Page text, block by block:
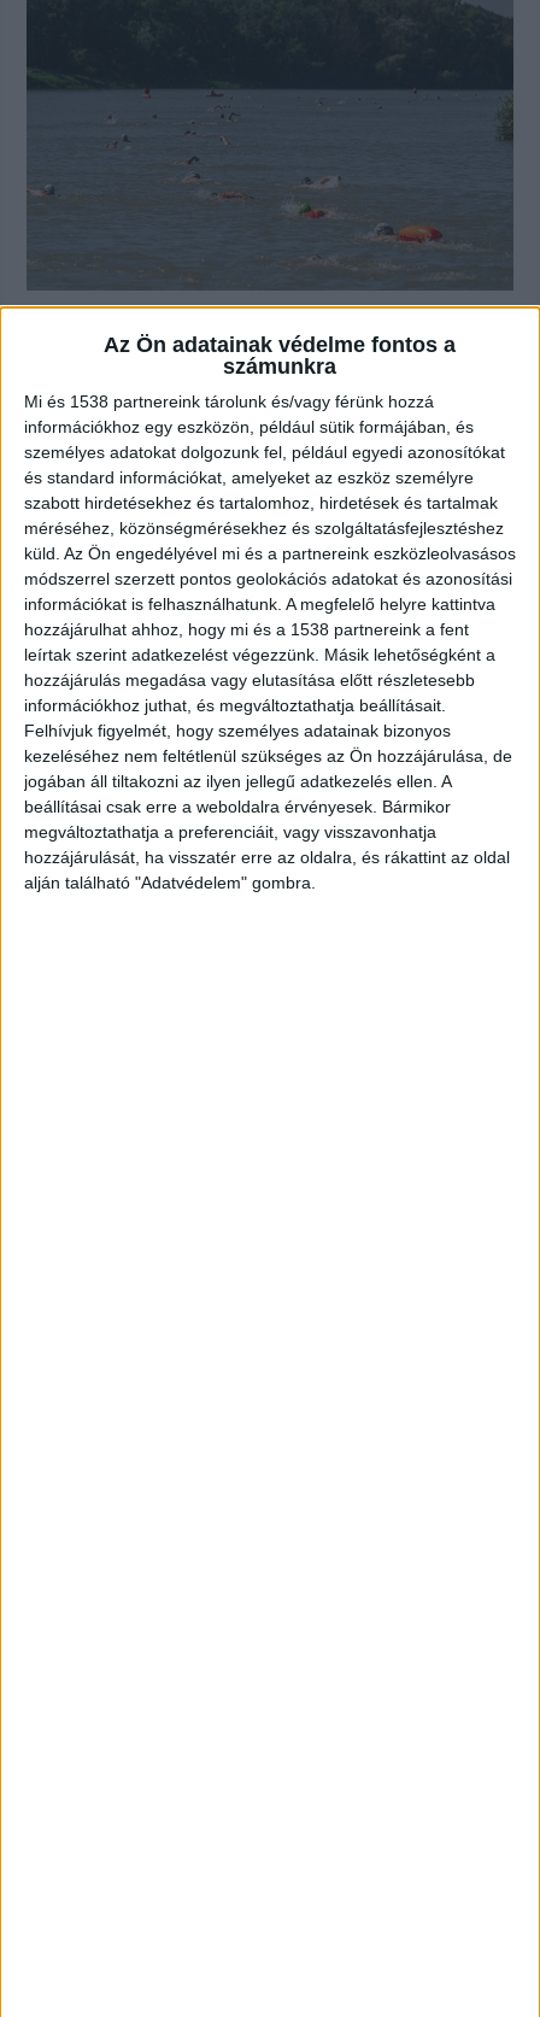
Az Ön adatainak védelme fontos a
számunkra
Mi és 1538 partnereink tárolunk és/vagy férünk hozzá
információkhoz egy eszközön, például sütik formájában, és
személyes adatokat dolgozunk fel, például egyedi azonosítókat
és standard információkat, amelyeket az eszköz személyre
szabott hirdetésekhez és tartalomhoz, hirdetések és tartalmak
méréséhez, közönségmérésekhez és szolgáltatásfejlesztéshez
küld. Az Ön engedélyével mi és a partnereink eszközleolvasásos
módszerrel szerzett pontos geolokációs adatokat és azonosítási
információkat is felhasználhatunk. A megfelelő helyre kattintva
hozzájárulhat ahhoz, hogy mi és a 1538 partnereink a fent
leírtak szerint adatkezelést végezzünk. Másik lehetőségként a
hozzájárulás megadása vagy elutasítása előtt részletesebb
információkhoz juthat, és megváltoztathatja beállításait.
Felhívjuk figyelmét, hogy személyes adatainak bizonyos
kezeléséhez nem feltétlenül szükséges az Ön hozzájárulása, de
jogában áll tiltakozni az ilyen jellegű adatkezelés ellen. A
beállításai csak erre a weboldalra érvényesek. Bármikor
megváltoztathatja a preferenciáit, vagy visszavonhatja
hozzájárulását, ha visszatér erre az oldalra, és rákattint az oldal
alján található "Adatvédelem" gombra.
Duna-átúszás 2026: Teljes hajózási
zárlat lesz vasárnap Szentendre és
Budakalász között az OWT verseny
miatt, 600 ember fog úszni a
folyóban
2026.07.4. 20:05
Az ország egyik legkülönlegesebb és
leglátványosabb nyíltvízi sporteseményét rendezik
meg július...